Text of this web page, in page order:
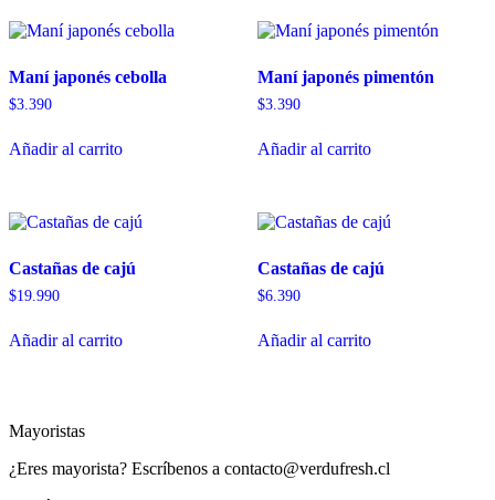
Maní japonés cebolla
$3.390
Añadir al carrito
Maní japonés pimentón
$3.390
Añadir al carrito
Castañas de cajú
$19.990
Añadir al carrito
Castañas de cajú
$6.390
Añadir al carrito
Mayoristas
¿Eres mayorista? Escríbenos a contacto@verdufresh.cl